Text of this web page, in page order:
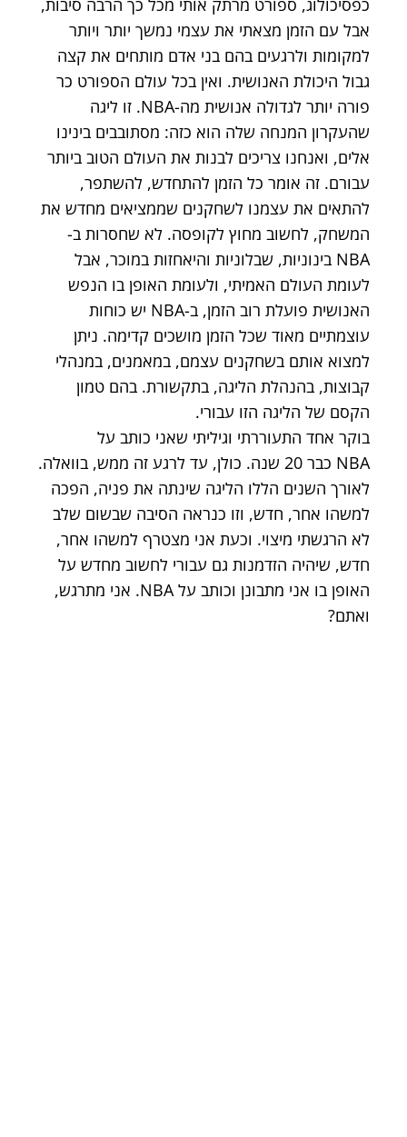
אבל עם הזמן מצאתי את עצמי נמשך יותר ויותר
למקומות ולרגעים בהם בני אדם מותחים את קצה
גבול היכולת האנושית. ואין בכל עולם הספורט כר
פורה יותר לגדולה אנושית מה-NBA. זו ליגה
שהעקרון המנחה שלה הוא כזה: מסתובבים בינינו
אלים, ואנחנו צריכים לבנות את העולם הטוב ביותר
עבורם. זה אומר כל הזמן להתחדש, להשתפר,
להתאים את עצמנו לשחקנים שממציאים מחדש את
המשחק, לחשוב מחוץ לקופסה. לא שחסרות ב-
NBA בינוניות, שבלוניות והיאחזות במוכר, אבל
לעומת העולם האמיתי, ולעומת האופן בו הנפש
האנושית פועלת רוב הזמן, ב-NBA יש כוחות
עוצמתיים מאוד שכל הזמן מושכים קדימה. ניתן
למצוא אותם בשחקנים עצמם, במאמנים, במנהלי
קבוצות, בהנהלת הליגה, בתקשורת. בהם טמון
הקסם של הליגה הזו עבורי.
בוקר אחד התעוררתי וגיליתי שאני כותב על
NBA כבר 20 שנה. כולן, עד לרגע זה ממש, בוואלה.
לאורך השנים הללו הליגה שינתה את פניה, הפכה
למשהו אחר, חדש, וזו כנראה הסיבה שבשום שלב
לא הרגשתי מיצוי. וכעת אני מצטרף למשהו אחר,
חדש, שיהיה הזדמנות גם עבורי לחשוב מחדש על
האופן בו אני מתבונן וכותב על NBA. אני מתרגש,
ואתם?